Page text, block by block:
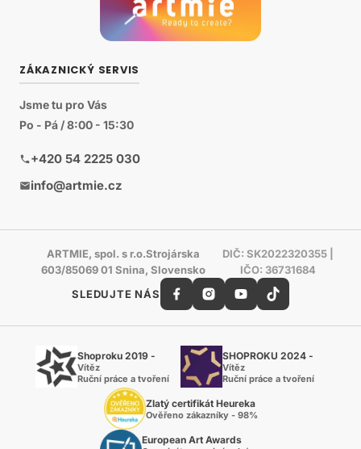
ZÁKAZNICKÝ SERVIS
Jsme tu pro Vás
Po - Pá / 8:00 - 15:30
+420 54 2225 030
info@artmie.cz
ARTMIE, spol. s r.o.Strojárska
603/85069 01 Snina, Slovensko
DIČ: SK2022320355 |
IČO: 36731684
SLEDUJTE NÁS
Shoproku 2019 -
Vítěz
Ruční práce a tvoření
SHOPROKU 2024 -
Vítěz
Ruční práce a tvoření
Zlatý certifikát Heureka
Ověřeno zákazníky - 98%
European Art Awards